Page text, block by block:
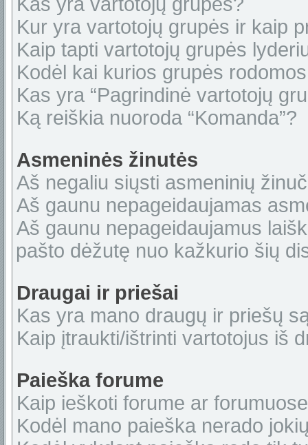
Kur yra vartotojų grupės ir kaip
Kaip tapti vartotojų grupės
Kodėl kai kurios grupės
Kas yra “Pagrindinė vartotojų
Ką reiškia nuoroda “Komanda”?
Asmeninės žinutės
Aš negaliu siųsti asmeninių
Aš gaunu nepageidaujamas
Aš gaunu nepageidaujamus
pašto dėžutę nuo kažkurio šių
Draugai ir priešai
Kas yra mano draugų ir priešų
Kaip įtraukti/ištrinti vartotojus iš
Paieška forume
Kaip ieškoti forume ar
Kodėl mano paieška nerado